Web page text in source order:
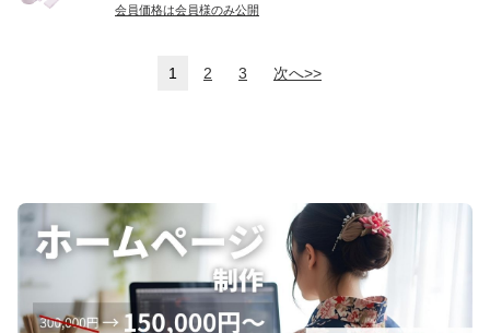
会員価格は会員様のみ公開
1 2 3 次へ>>